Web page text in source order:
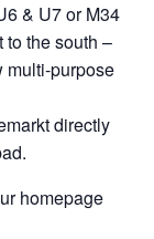
& U7 or M34
to the south –
multi-purpose
directly
homepage